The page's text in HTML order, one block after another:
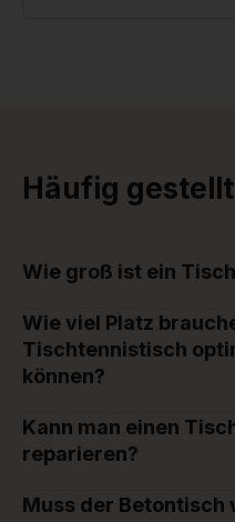
Häufig
Wie groß ist ein
Wie viel Platz
Tischtennistisch
können?
Kann man einen
reparieren?
Muss der Betontisch